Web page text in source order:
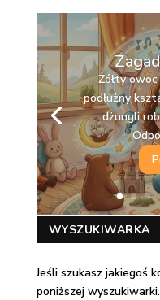
Żółty
podłużny
dżungli
WYSZUKIWARKA
Jeśli szukasz jakiegoś
poniższej wyszukiwarki.